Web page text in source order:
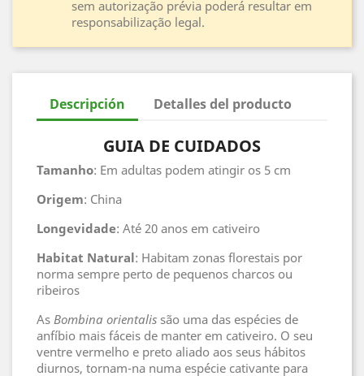
sem autorização prévia poderá resultar em
responsabilização legal.
Descripción Detalles del producto
GUIA DE CUIDADOS
Tamanho: Em adultas podem atingir os 5 cm
Origem: China
Longevidade: Até 20 anos em cativeiro
Habitat Natural: Habitam zonas florestais por
norma sempre perto de pequenos charcos ou
ribeiros
As Bombina orientalis são uma das espécies de
anfíbio mais fáceis de manter em cativeiro. O seu
ventre vermelho e preto aliado aos seus hábitos
diurnos, tornam-na numa espécie cativante para